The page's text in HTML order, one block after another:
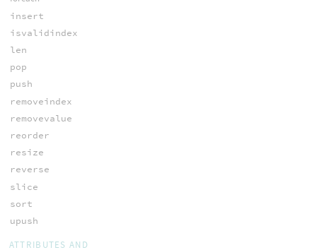
insert
isvalidindex
len
pop
push
removeindex
removevalue
reorder
resize
reverse
slice
sort
upush
ATTRIBUTES AND